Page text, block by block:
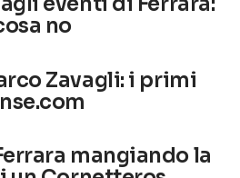
no
Zavagli: i primi
mangiando la